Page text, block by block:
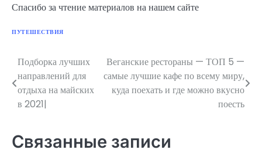
Спасибо за чтение материалов на нашем сайте
ПУТЕШЕСТВИЯ
Навигация
по
записям
Подборка лучших
направлений для
отдыха на майских
в 2021|
Веганские рестораны — ТОП 5 —
самые лучшие кафе по всему миру,
куда поехать и где можно вкусно
поесть
Связанные записи